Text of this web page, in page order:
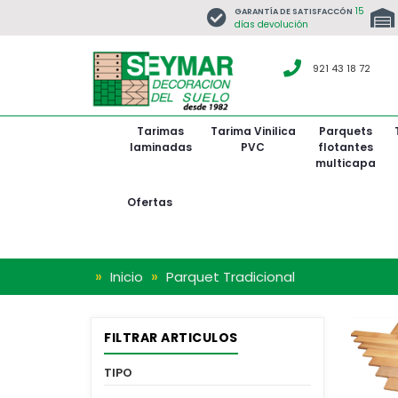
GARANTÍA DE SATISFACCÓN 15
días devolución
921 43 18 72
Tarimas
laminadas
Tarima Vinilica
PVC
Parquets
flotantes
multicapa
Ofertas
» Inicio » Parquet Tradicional
FILTRAR ARTICULOS
TIPO